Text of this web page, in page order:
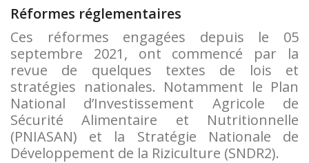
Réformes réglementaires
Ces réformes engagées depuis le 05
septembre 2021, ont commencé par la
revue de quelques textes de lois et
stratégies nationales. Notamment le Plan
National d’Investissement Agricole de
Sécurité Alimentaire et Nutritionnelle
(PNIASAN) et la Stratégie Nationale de
Développement de la Riziculture (SNDR2).